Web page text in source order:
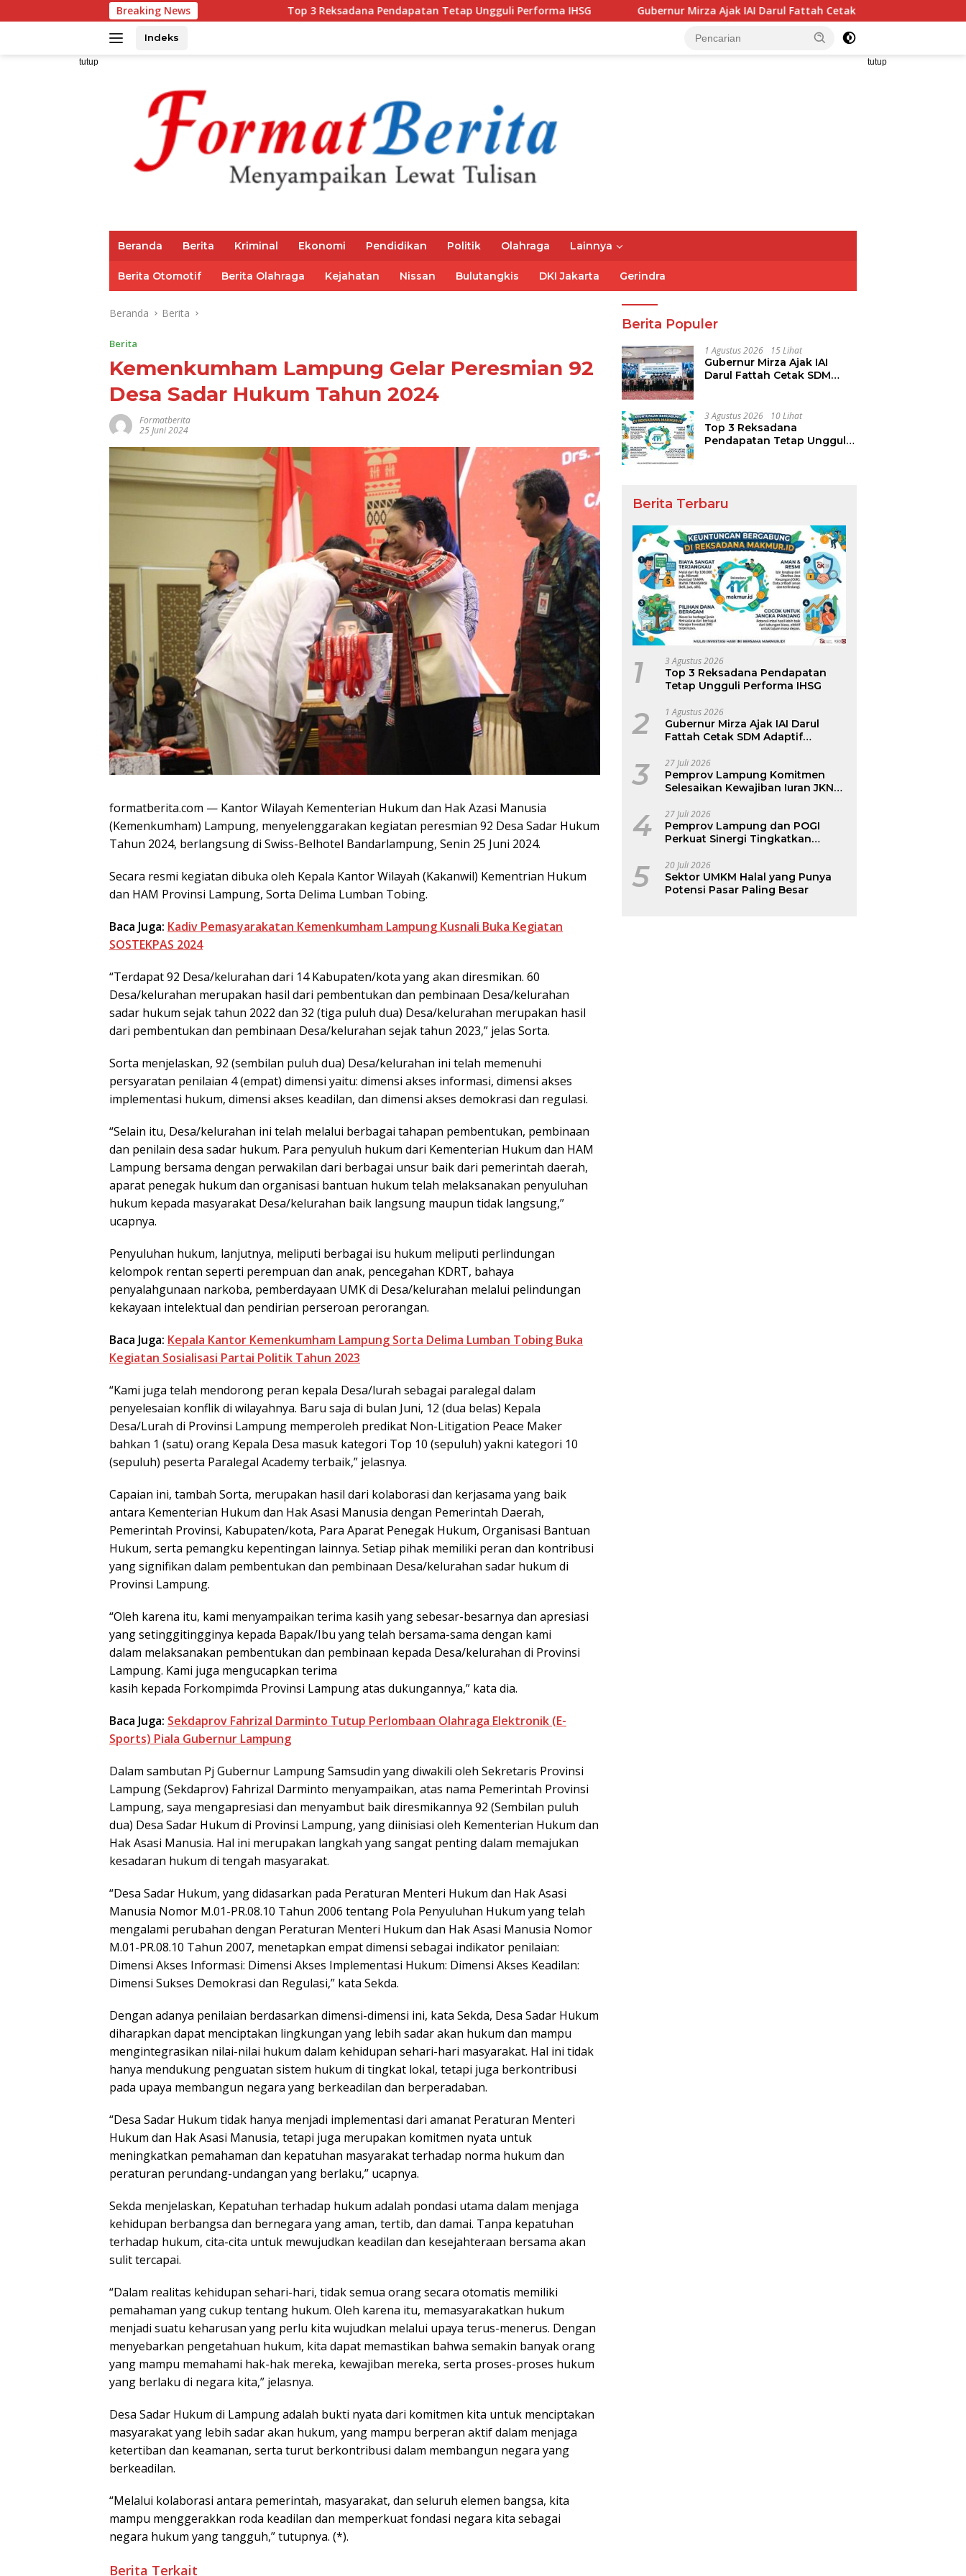
ke
Breaking News Top 3 Reksadana Pendapatan Tetap Ungguli Performa IHSG Gubernur Mirza Ajak IAI Darul Fattah Cetak SDM Adaptif Berlandaskan Nilai
Indeks
tutup tutup
Beranda Berita Kriminal Ekonomi Pendidikan Politik Olahraga Lainnya
Berita Otomotif Berita Olahraga Kejahatan Nissan Bulutangkis DKI Jakarta Gerindra
Beranda Berita
Berita
Kemenkumham Lampung Gelar Peresmian 92
Desa Sadar Hukum Tahun 2024
Formatberita
25 Juni 2024
formatberita.com — Kantor Wilayah Kementerian Hukum dan Hak Azasi Manusia
(Kemenkumham) Lampung, menyelenggarakan kegiatan peresmian 92 Desa Sadar Hukum
Tahun 2024, berlangsung di Swiss-Belhotel Bandarlampung, Senin 25 Juni 2024.
Secara resmi kegiatan dibuka oleh Kepala Kantor Wilayah (Kakanwil) Kementrian Hukum
dan HAM Provinsi Lampung, Sorta Delima Lumban Tobing.
Baca Juga: Kadiv Pemasyarakatan Kemenkumham Lampung Kusnali Buka Kegiatan
SOSTEKPAS 2024
“Terdapat 92 Desa/kelurahan dari 14 Kabupaten/kota yang akan diresmikan. 60
Desa/kelurahan merupakan hasil dari pembentukan dan pembinaan Desa/kelurahan
sadar hukum sejak tahun 2022 dan 32 (tiga puluh dua) Desa/kelurahan merupakan hasil
dari pembentukan dan pembinaan Desa/kelurahan sejak tahun 2023,” jelas Sorta.
Sorta menjelaskan, 92 (sembilan puluh dua) Desa/kelurahan ini telah memenuhi
persyaratan penilaian 4 (empat) dimensi yaitu: dimensi akses informasi, dimensi akses
implementasi hukum, dimensi akses keadilan, dan dimensi akses demokrasi dan regulasi.
“Selain itu, Desa/kelurahan ini telah melalui berbagai tahapan pembentukan, pembinaan
dan penilain desa sadar hukum. Para penyuluh hukum dari Kementerian Hukum dan HAM
Lampung bersama dengan perwakilan dari berbagai unsur baik dari pemerintah daerah,
aparat penegak hukum dan organisasi bantuan hukum telah melaksanakan penyuluhan
hukum kepada masyarakat Desa/kelurahan baik langsung maupun tidak langsung,”
ucapnya.
Penyuluhan hukum, lanjutnya, meliputi berbagai isu hukum meliputi perlindungan
kelompok rentan seperti perempuan dan anak, pencegahan KDRT, bahaya
penyalahgunaan narkoba, pemberdayaan UMK di Desa/kelurahan melalui pelindungan
kekayaan intelektual dan pendirian perseroan perorangan.
Baca Juga: Kepala Kantor Kemenkumham Lampung Sorta Delima Lumban Tobing Buka
Kegiatan Sosialisasi Partai Politik Tahun 2023
“Kami juga telah mendorong peran kepala Desa/lurah sebagai paralegal dalam
penyelesaian konflik di wilayahnya. Baru saja di bulan Juni, 12 (dua belas) Kepala
Desa/Lurah di Provinsi Lampung memperoleh predikat Non-Litigation Peace Maker
bahkan 1 (satu) orang Kepala Desa masuk kategori Top 10 (sepuluh) yakni kategori 10
(sepuluh) peserta Paralegal Academy terbaik,” jelasnya.
Capaian ini, tambah Sorta, merupakan hasil dari kolaborasi dan kerjasama yang baik
antara Kementerian Hukum dan Hak Asasi Manusia dengan Pemerintah Daerah,
Pemerintah Provinsi, Kabupaten/kota, Para Aparat Penegak Hukum, Organisasi Bantuan
Hukum, serta pemangku kepentingan lainnya. Setiap pihak memiliki peran dan kontribusi
yang signifikan dalam pembentukan dan pembinaan Desa/kelurahan sadar hukum di
Provinsi Lampung.
“Oleh karena itu, kami menyampaikan terima kasih yang sebesar-besarnya dan apresiasi
yang setinggitingginya kepada Bapak/Ibu yang telah bersama-sama dengan kami
dalam melaksanakan pembentukan dan pembinaan kepada Desa/kelurahan di Provinsi
Lampung. Kami juga mengucapkan terima
kasih kepada Forkompimda Provinsi Lampung atas dukungannya,” kata dia.
Baca Juga: Sekdaprov Fahrizal Darminto Tutup Perlombaan Olahraga Elektronik (E-
Sports) Piala Gubernur Lampung
Dalam sambutan Pj Gubernur Lampung Samsudin yang diwakili oleh Sekretaris Provinsi
Lampung (Sekdaprov) Fahrizal Darminto menyampaikan, atas nama Pemerintah Provinsi
Lampung, saya mengapresiasi dan menyambut baik diresmikannya 92 (Sembilan puluh
dua) Desa Sadar Hukum di Provinsi Lampung, yang diinisiasi oleh Kementerian Hukum dan
Hak Asasi Manusia. Hal ini merupakan langkah yang sangat penting dalam memajukan
kesadaran hukum di tengah masyarakat.
“Desa Sadar Hukum, yang didasarkan pada Peraturan Menteri Hukum dan Hak Asasi
Manusia Nomor M.01-PR.08.10 Tahun 2006 tentang Pola Penyuluhan Hukum yang telah
mengalami perubahan dengan Peraturan Menteri Hukum dan Hak Asasi Manusia Nomor
M.01-PR.08.10 Tahun 2007, menetapkan empat dimensi sebagai indikator penilaian:
Dimensi Akses Informasi: Dimensi Akses Implementasi Hukum: Dimensi Akses Keadilan:
Dimensi Sukses Demokrasi dan Regulasi,” kata Sekda.
Dengan adanya penilaian berdasarkan dimensi-dimensi ini, kata Sekda, Desa Sadar Hukum
diharapkan dapat menciptakan lingkungan yang lebih sadar akan hukum dan mampu
mengintegrasikan nilai-nilai hukum dalam kehidupan sehari-hari masyarakat. Hal ini tidak
hanya mendukung penguatan sistem hukum di tingkat lokal, tetapi juga berkontribusi
pada upaya membangun negara yang berkeadilan dan berperadaban.
“Desa Sadar Hukum tidak hanya menjadi implementasi dari amanat Peraturan Menteri
Hukum dan Hak Asasi Manusia, tetapi juga merupakan komitmen nyata untuk
meningkatkan pemahaman dan kepatuhan masyarakat terhadap norma hukum dan
peraturan perundang-undangan yang berlaku,” ucapnya.
Sekda menjelaskan, Kepatuhan terhadap hukum adalah pondasi utama dalam menjaga
kehidupan berbangsa dan bernegara yang aman, tertib, dan damai. Tanpa kepatuhan
terhadap hukum, cita-cita untuk mewujudkan keadilan dan kesejahteraan bersama akan
sulit tercapai.
“Dalam realitas kehidupan sehari-hari, tidak semua orang secara otomatis memiliki
pemahaman yang cukup tentang hukum. Oleh karena itu, memasyarakatkan hukum
menjadi suatu keharusan yang perlu kita wujudkan melalui upaya terus-menerus. Dengan
menyebarkan pengetahuan hukum, kita dapat memastikan bahwa semakin banyak orang
yang mampu memahami hak-hak mereka, kewajiban mereka, serta proses-proses hukum
yang berlaku di negara kita,” jelasnya.
Desa Sadar Hukum di Lampung adalah bukti nyata dari komitmen kita untuk menciptakan
masyarakat yang lebih sadar akan hukum, yang mampu berperan aktif dalam menjaga
ketertiban dan keamanan, serta turut berkontribusi dalam membangun negara yang
berkeadilan.
“Melalui kolaborasi antara pemerintah, masyarakat, dan seluruh elemen bangsa, kita
mampu menggerakkan roda keadilan dan memperkuat fondasi negara kita sebagai
negara hukum yang tangguh,” tutupnya. (*).
Berita Terkait
Berita Populer
1 Agustus 2026 15 Lihat
Gubernur Mirza Ajak IAI
Darul Fattah Cetak SDM
3 Agustus 2026 10 Lihat
Top 3 Reksadana
Pendapatan Tetap Ungguli
Berita Terbaru
1 3 Agustus 2026
Top 3 Reksadana Pendapatan
Tetap Ungguli Performa IHSG
2 1 Agustus 2026
Gubernur Mirza Ajak IAI Darul
Fattah Cetak SDM Adaptif
3 27 Juli 2026
Pemprov Lampung Komitmen
Selesaikan Kewajiban Iuran JKN
Kepesertaan BPJS Kesehatan
4 27 Juli 2026
Pemprov Lampung dan POGI
Perkuat Sinergi Tingkatkan
5 20 Juli 2026
Sektor UMKM Halal yang Punya
Potensi Pasar Paling Besar